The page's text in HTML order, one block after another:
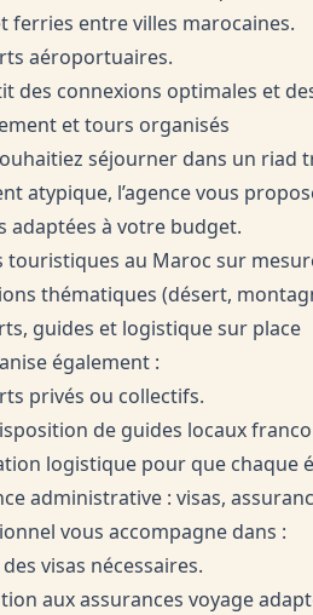
ferries entre villes marocaines.
aéroportuaires.
des connexions optimales et
et tours organisés
séjourner dans un
atypique, l’agence vous
adaptées à votre budget.
touristiques au Maroc sur
thématiques (désert,
guides et logistique sur place
également :
privés ou collectifs.
de guides locaux
logistique pour que chaque
administrative : visas,
vous accompagne dans :
visas nécessaires.
aux assurances voyage